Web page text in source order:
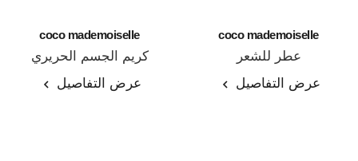
coco mademoiselle
عطر للشعر
عرض التفاصيل
coco mademoiselle
كريم الجسم الحريري
عرض التفاصيل